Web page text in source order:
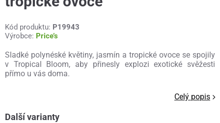
Kód produktu: P19943
Výrobce: Price’s
Sladké polynéské květiny, jasmín a tropické ovoce se spojily
v Tropical Bloom, aby přinesly explozi exotické svěžesti
přímo u vás doma.
Celý popis
Další varianty